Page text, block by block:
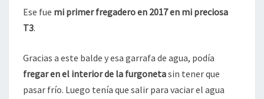
Ese fue mi primer fregadero en 2017 en mi preciosa
T3.
Gracias a este balde y esa garrafa de agua, podía
fregar en el interior de la furgonetasin tener que
pasar frío. Luego tenía que salir para vaciar el agua